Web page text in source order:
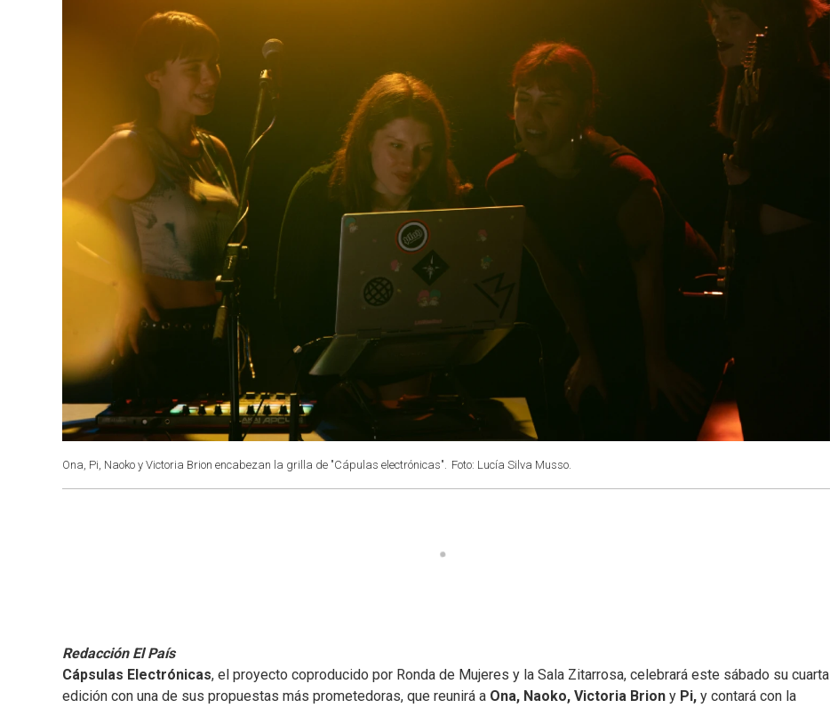
Ona, Pi, Naoko y Victoria Brion encabezan la grilla de "Cápulas electrónicas". Foto: Lucía Silva Musso.
Redacción El País
Cápsulas Electrónicas, el proyecto coproducido por Ronda de Mujeres y la Sala Zitarrosa, celebrará este sábado su cuarta
edición con una de sus propuestas más prometedoras, que reunirá a Ona, Naoko, Victoria Brion y Pi, y contará con la